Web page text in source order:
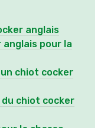
anglais
anglais pour la
chiot cocker
chiot cocker